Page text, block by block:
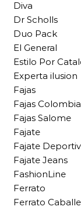
Diva
Dr Scholls
Duo Pack
El General
Estilo Por
Experta ilusion
Fajas
Fajas
Fajas Salome
Fajate
Fajate
Fajate Jeans
FashionLine
Ferrato
Ferrato